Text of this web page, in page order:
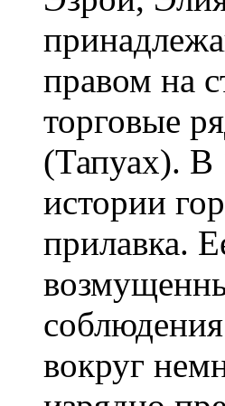
правом на
торговые
(Тапуах). В
истории
прилавка.
вокруг